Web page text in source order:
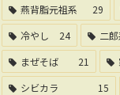
燕背脂元祖系
29
冷やし
24 二
まぜそば
21
シビカラ
15